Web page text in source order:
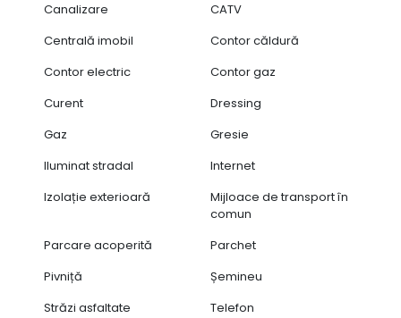
Canalizare
CATV
Centrală imobil
Contor căldură
Contor electric
Contor gaz
Curent
Dressing
Gaz
Gresie
Iluminat stradal
Internet
Izolație exterioară
Mijloace de transport în
comun
Parcare acoperită
Parchet
Pivniță
Șemineu
Străzi asfaltate
Telefon